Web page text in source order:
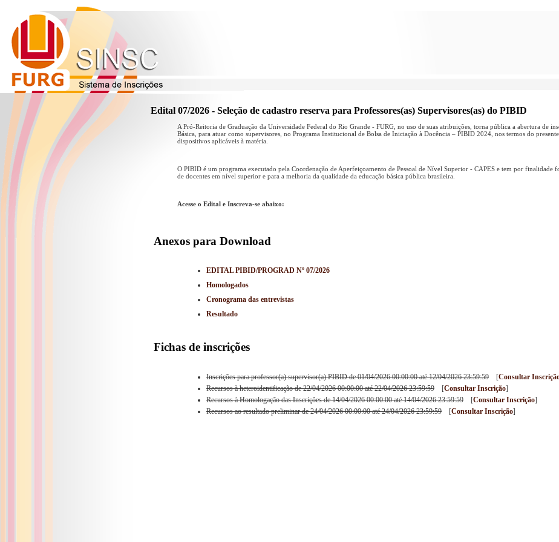
Edital 07/2026 - Seleção de cadastro reserva para Professores(as) Supervisores(as) do PIBID
A Pró-Reitoria de Graduação da Universidade Federal do Rio Grande - FURG, no uso de suas atribuições, torna pública a abertura de
Básica, para atuar como supervisores, no Programa Institucional de Bolsa de Iniciação à Docência – PIBID 2024, nos termos do
dispositivos aplicáveis à matéria.
O PIBID é um programa executado pela Coordenação de Aperfeiçoamento de Pessoal de Nível Superior - CAPES e tem por
de docentes em nível superior e para a melhoria da qualidade da educação básica pública brasileira.
Acesse o Edital e Inscreva-se abaixo:
Anexos para Download
EDITAL PIBID/PROGRAD Nº 07/2026
Homologados
Cronograma das entrevistas
Resultado
Fichas de inscrições
Inscrições para professor(a) supervisor(a) PIBID de 01/04/2026 00:00:00 até 12/04/2026 23:59:59 [Consultar
Recursos à heteroidentificação de 22/04/2026 00:00:00 até 22/04/2026 23:59:59 [Consultar Inscrição]
Recursos à Homologação das Inscrições de 14/04/2026 00:00:00 até 14/04/2026 23:59:59 [Consultar Inscrição]
Recursos ao resultado preliminar de 24/04/2026 00:00:00 até 24/04/2026 23:59:59 [Consultar Inscrição]